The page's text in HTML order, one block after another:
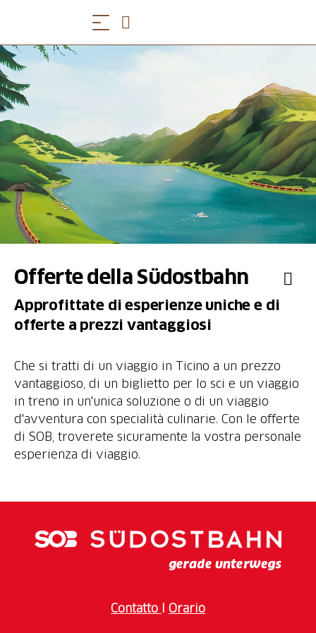
Offerte della Südostbahn
Approfittate di esperienze uniche e di
offerte a prezzi vantaggiosi
Che si tratti di un viaggio in Ticino a un prezzo
vantaggioso, di un biglietto per lo sci e un viaggio
in treno in un'unica soluzione o di un viaggio
d'avventura con specialità culinarie. Con le offerte
di SOB, troverete sicuramente la vostra personale
esperienza di viaggio.
Contatto Orario